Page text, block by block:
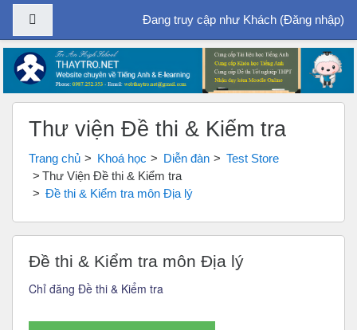
Chuyển tới nội dung chính
Bảng điều khiển cạnhĐang truy cập như Khách (Đăng nhập)
Thư viện Đề thi & Kiểm tra
Trang chủ Khoá học Diễn đàn
Test Store
Thư Viện Đề thi & Kiểm tra
Đề thi & Kiểm tra môn Địa lý
Đề thi & Kiểm tra môn Địa lý
Chỉ đăng Đề thi & Kiểm tra